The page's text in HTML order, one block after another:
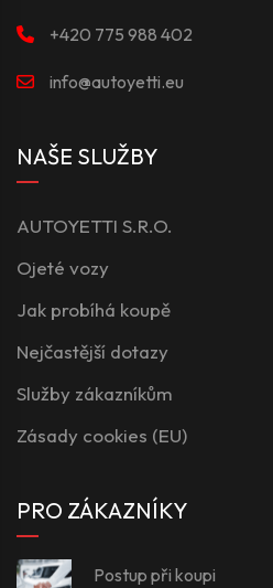
+420 775 988 402
info@autoyetti.eu
NAŠE SLUŽBY
AUTOYETTI S.R.O.
Ojeté vozy
Jak probíhá koupě
Nejčastější dotazy
Služby zákazníkům
Zásady cookies (EU)
PRO ZÁKAZNÍKY
Postup při koupi